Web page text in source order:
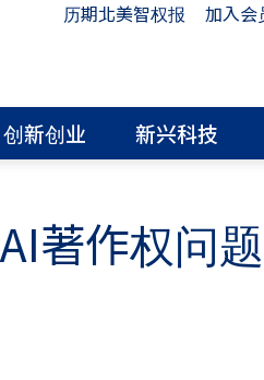
历期北美智权报 加入会
创新创业 新兴科技
著作权问